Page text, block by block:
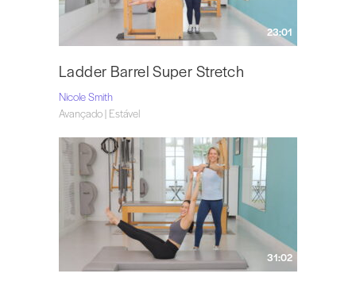
23:01
Ladder Barrel Super Stretch
Nicole Smith
Avançado | Estável
31:02